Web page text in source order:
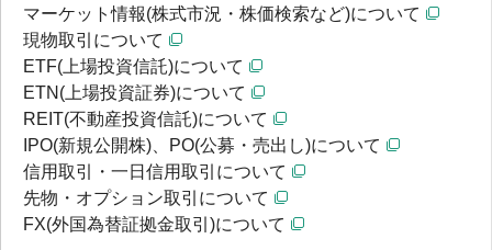
マーケット情報(株式市況・株価検索など)について
現物取引について
ETF(上場投資信託)について
ETN(上場投資証券)について
REIT(不動産投資信託)について
IPO(新規公開株)、PO(公募・売出し)について
信用取引・一日信用取引について
先物・オプション取引について
FX(外国為替証拠金取引)について